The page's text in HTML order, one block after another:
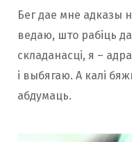
Бег дае мне адказы
ведаю, што рабіць
складанасці, я –
і выбягаю. А калі
абдумаць.